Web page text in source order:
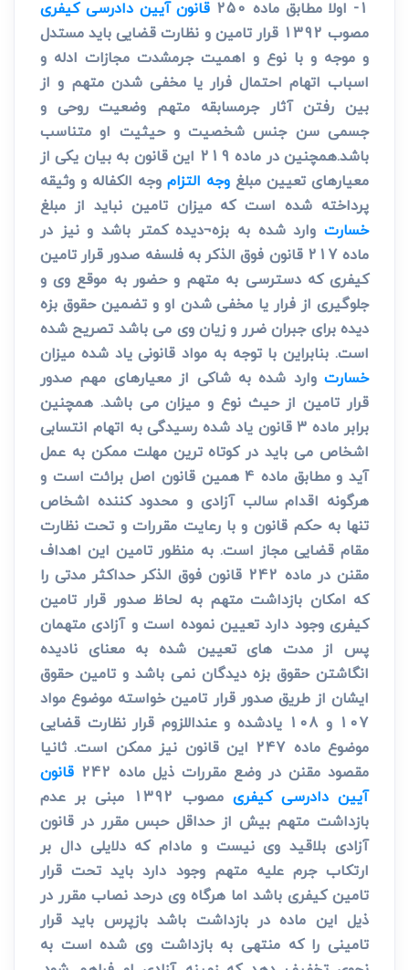
1- اولا مطابق ماده 250
قانون آیین دادرسی کیفری
مصوب 1392 قرار تامین و نظارت قضایی باید مستدل
و موجه و با نوع و اهمیت جرمشدت مجازات ادله و
اسباب اتهام احتمال فرار یا مخفی شدن متهم و از
بین رفتن آثار جرمسابقه متهم وضعیت روحی و
جسمی سن جنس شخصیت و حیثیت او متناسب
باشد.همچنین در ماده 219 این قانون به بیان یکی از
معیارهای تعیین مبلغ وجه التزام وجه الکفاله و وثیقه
پرداخته شده است که میزان تامین نباید از مبلغ
خسارت وارد شده به بزه¬دیده کمتر باشد و نیز در
ماده 217 قانون فوق الذکر به فلسفه صدور قرار تامین
کیفری که دسترسی به متهم و حضور به موقع وی و
جلوگیری از فرار یا مخفی شدن او و تضمین حقوق بزه
دیده برای جبران ضرر و زیان وی می باشد تصریح شده
است. بنابراین با توجه به مواد قانونی یاد شده میزان
خسارت وارد شده به شاکی از معیارهای مهم صدور
قرار تامین از حیث نوع و میزان می باشد. همچنین
برابر ماده 3 قانون یاد شده رسیدگی به اتهام انتسابی
اشخاص می باید در کوتاه ترین مهلت ممکن به عمل
آید و مطابق ماده 4 همین قانون اصل برائت است و
هرگونه اقدام سالب آزادی و محدود کننده اشخاص
تنها به حکم قانون و با رعایت مقررات و تحت نظارت
مقام قضایی مجاز است. به منظور تامین این اهداف
مقنن در ماده 242 قانون فوق الذکر حداکثر مدتی را
که امکان بازداشت متهم به لحاظ صدور قرار تامین
کیفری وجود دارد تعیین نموده است و آزادی متهمان
پس از مدت های تعیین شده به معنای نادیده
انگاشتن حقوق بزه دیدگان نمی باشد و تامین حقوق
ایشان از طریق صدور قرار تامین خواسته موضوع مواد
107 و 108 یادشده و عنداللزوم قرار نظارت قضایی
موضوع ماده 247 این قانون نیز ممکن است. ثانیا
مقصود مقنن در وضع مقررات ذیل ماده 242
قانون
آیین دادرسی کیفری
مصوب 1392 مبنی بر عدم
بازداشت متهم بیش از حداقل حبس مقرر در قانون
آزادی بلاقید وی نیست و مادام که دلایلی دال بر
ارتکاب جرم علیه متهم وجود دارد باید تحت قرار
تامین کیفری باشد اما هرگاه وی درحد نصاب مقرر در
ذیل این ماده در بازداشت باشد بازپرس باید قرار
تامینی را که منتهی به بازداشت وی شده است به